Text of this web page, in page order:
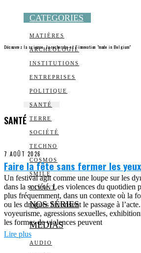
CATEGORIES
MATIÈRES
ARCHEOLOGIE
INSTITUTIONS
ENTREPRISES
POLITIQUE
SANTÉ
TERRE
SOCIÉTÉ
TECHNO
COSMOS
SMILE
VIVANT
NOS SÉRIES
MEDIAS
AUDIO
Découvrez la science, la recherche et l’innovation "made in Belgium"
SANTÉ
7 AOÛT 2026
Faire la fête sans fermer les yeux
Un festival agit comme une loupe sur les
dans la société. Les violences du quotidien
plus fréquemment, dans un contexte où la
ou les drogues favorisent le passage à
voyeurisme, agressions sexuelles,
les formes de violences peuvent
Lire plus